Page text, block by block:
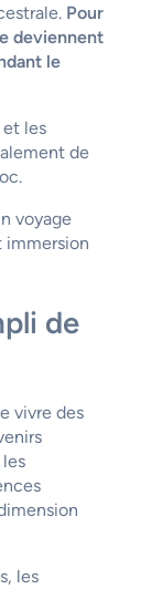
Pour
deviennent
le
les
de
voyage
de
vivre des
les